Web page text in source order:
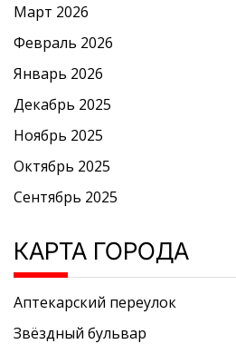
Март 2026
Февраль 2026
Январь 2026
Декабрь 2025
Ноябрь 2025
Октябрь 2025
Сентябрь 2025
КАРТА ГОРОДА
Аптекарский переулок
Звёздный бульвар